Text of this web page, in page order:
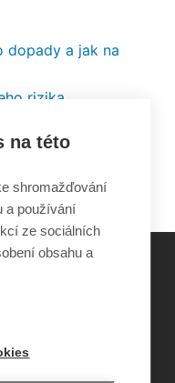
dopady a jak na
rizika
jde o funkční, nebo
Sirius
na této
shromažďování
a používání
ze sociálních
obsahu a